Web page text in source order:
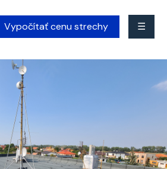
Vypočítať cenu strechy ☰